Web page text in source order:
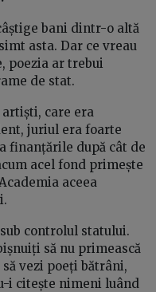
bani dintr-o altă
asta. Dar ce vreau
poezia ar trebui
de stat.
care era
juriul era foarte
finanțările după cât de
acel fond primește
aceea
controlul statului.
să nu primească
vezi poeți bătrâni,
i citește nimeni luând